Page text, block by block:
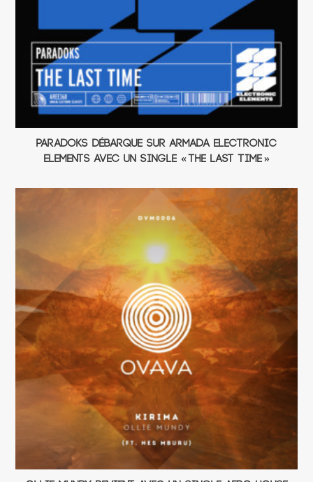
Paradoks débarque sur Armada Electronic
Elements avec un single « The Last Time »